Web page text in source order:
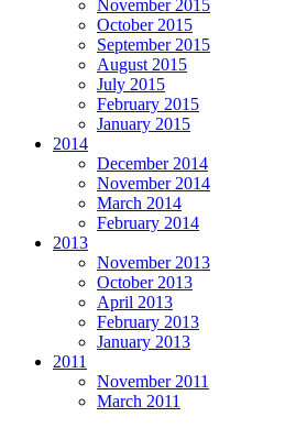
November 2015
October 2015
September 2015
August 2015
July 2015
February 2015
January 2015
2014
December 2014
November 2014
March 2014
February 2014
2013
November 2013
October 2013
April 2013
February 2013
January 2013
2011
November 2011
March 2011